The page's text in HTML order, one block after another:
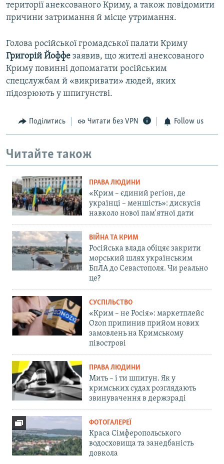
території анексованого Криму, а також повідомити
причини затримання й місце утримання.
Голова російської громадської палати Криму
Григорій Йоффе заявив, що жителі анексованого
Криму повинні допомагати російським
спецслужбам й «викривати» людей, яких
підозрюють у шпигунстві.
Поділитись Читати без VPN Follow us
Читайте також
ПРАВА ЛЮДИНИ
«Крим – єдиний регіон, де
українці – меншість»: дискусія
навколо нової пам'ятної дати
ВІЙНА ТА КРИМ
Російська влада обіцяє закрити
морський шлях українським
БпЛА до Севастополя. Чи реально
це?
СУСПІЛЬСТВО
«Крим – не Росія»: маркетплейс
Ozon припинив прийом нових
замовлень на Кримському
півострові
ПРАВА ЛЮДИНИ
Мить – і ти шпигун. Як у
кримських судах розглядають
звинувачення в держзраді
ФОТОГАЛЕРЕЇ
Краса Сімферопольського
водосховища та занедбаність
довкола